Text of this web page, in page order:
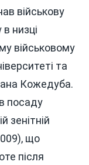
військову
в низці
військовому
та
Кожедуба.
посаду
зенітній
що
після